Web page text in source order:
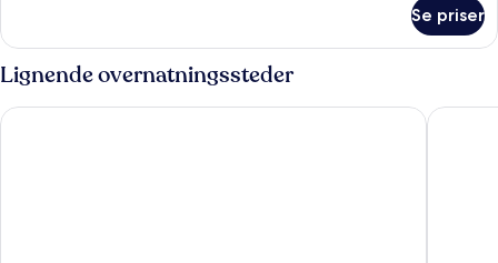
Se priser
Lignende overnatningssteder
CABINN Aarhus Hotel